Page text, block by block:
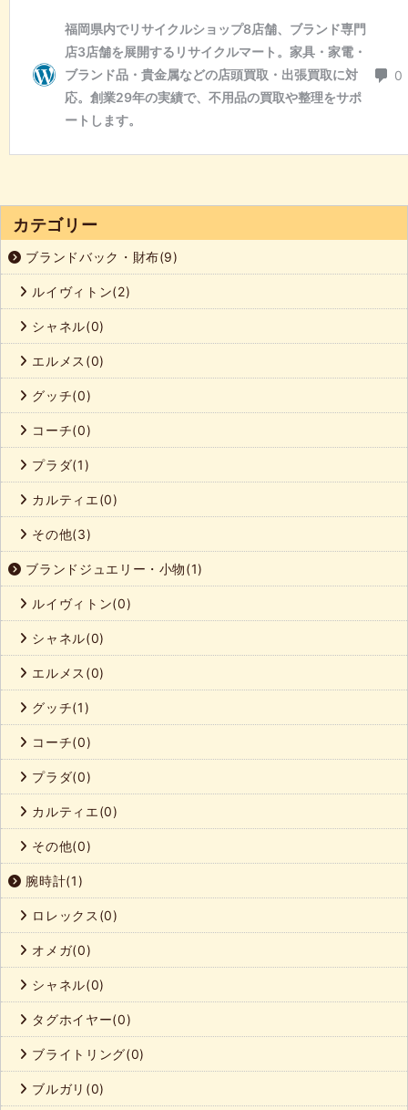
カテゴリー
ブランドバック・財布(9)
ルイヴィトン(2)
シャネル(0)
エルメス(0)
グッチ(0)
コーチ(0)
プラダ(1)
カルティエ(0)
その他(3)
ブランドジュエリー・小物(1)
ルイヴィトン(0)
シャネル(0)
エルメス(0)
グッチ(1)
コーチ(0)
プラダ(0)
カルティエ(0)
その他(0)
腕時計(1)
ロレックス(0)
オメガ(0)
シャネル(0)
タグホイヤー(0)
ブライトリング(0)
ブルガリ(0)